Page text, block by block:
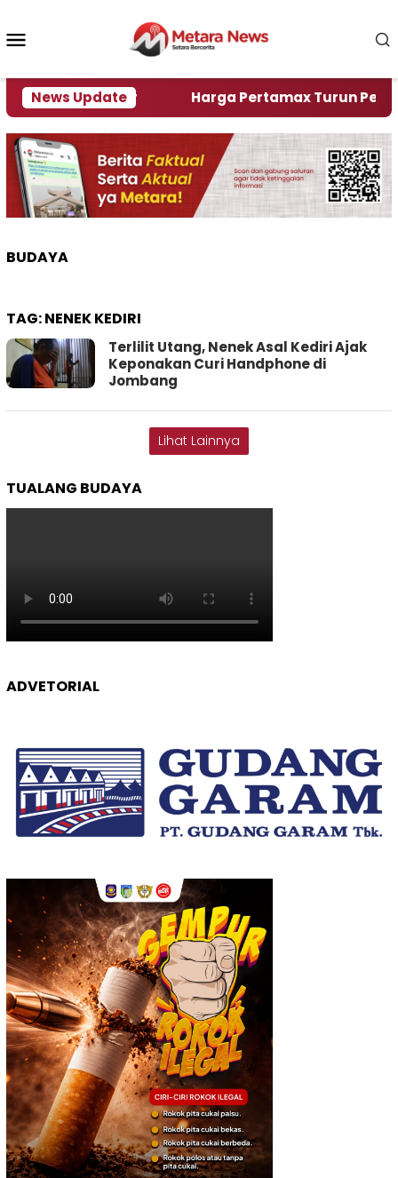
konten
News Update
Krisi Air Harga Pertamax Turun Per Hari
BUDAYA
TAG:NENEK KEDIRI
Terlilit Utang, Nenek Asal Kediri Ajak
Keponakan Curi Handphone di
Jombang
Lihat Lainnya
TUALANG BUDAYA
ADVETORIAL